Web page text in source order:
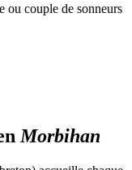
ou couple de sonneurs
Morbihan